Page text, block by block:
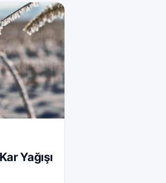
Yağışı